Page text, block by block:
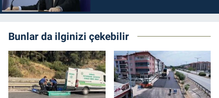
Bunlar da ilginizi çekebilir